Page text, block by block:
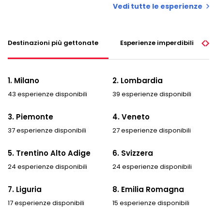
Vedi tutte le esperienze
Destinazioni più gettonate Esperienze imperdibili
1. Milano
43 esperienze disponibili
2. Lombardia
39 esperienze disponibili
3. Piemonte
37 esperienze disponibili
4. Veneto
27 esperienze disponibili
5. Trentino Alto Adige
24 esperienze disponibili
6. Svizzera
24 esperienze disponibili
7. Liguria
17 esperienze disponibili
8. Emilia Romagna
15 esperienze disponibili